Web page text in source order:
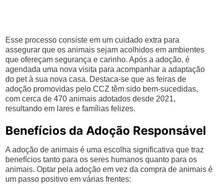
Esse processo consiste em um cuidado extra para
assegurar que os animais sejam acolhidos em ambientes
que ofereçam segurança e carinho. Após a adoção, é
agendada uma nova visita para acompanhar a adaptação
do pet à sua nova casa. Destaca-se que as feiras de
adoção promovidas pelo CCZ têm sido bem-sucedidas,
com cerca de 470 animais adotados desde 2021,
resultando em lares e famílias felizes.
Benefícios da Adoção Responsável
A adoção de animais é uma escolha significativa que traz
benefícios tanto para os seres humanos quanto para os
animais. Optar pela adoção em vez da compra de animais é
um passo positivo em várias frentes: